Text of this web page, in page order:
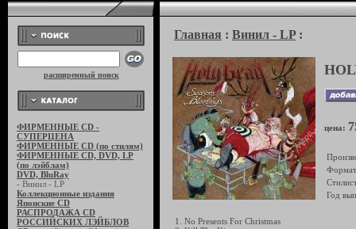
расширенный поиск
ФИРМЕННЫЕ CD -
СУПЕРЦЕНА
ФИРМЕННЫЕ CD (по стилям)
ФИРМЕННЫЕ CD, DVD, LP
(по лэйблам)
DVD, BluRay
- Винил - LP
Коллекционные издания
Японские CD
РАСПРОДАЖА CD
РОССИЙСКИХ ЛЭЙБЛОВ
Главная : Винил - LP:
цена:
Год
1. No Presents For Christmas